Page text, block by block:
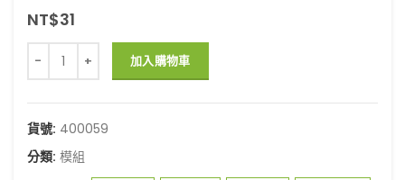
NT$31
雷射激光模組 數量加入購物車
貨號: 400059
分類: 模組